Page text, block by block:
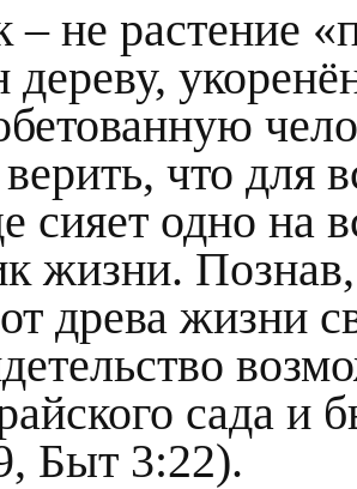
– не растение
дереву,
что для
сияет одно на
жизни.
древа жизни
сада и
Быт 3:22).